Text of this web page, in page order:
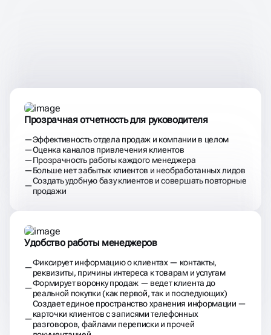
Прозрачная отчетность для руководителя
Эффективность отдела продаж и компании в целом
Оценка каналов привлечения клиентов
Прозрачность работы каждого менеджера
Больше нет забытых клиентов и необработанных лидов
Создать удобную базу клиентов и совершать повторные
продажи
Удобство работы менеджеров
Фиксирует информацию о клиентах — контакты,
реквизиты, причины интереса к товарам и услугам
Формирует воронку продаж — ведет клиента до
реальной покупки (как первой, так и последующих)
Создает единое пространство хранения информации —
карточки клиентов с записями телефонных
разговоров, файлами переписки и прочей